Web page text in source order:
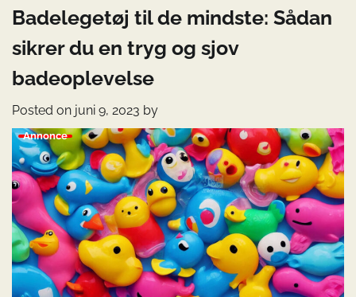
Badelegetøj til de mindste: Sådan
sikrer du en tryg og sjov
badeoplevelse
Posted on juni 9, 2023 by
Annonce